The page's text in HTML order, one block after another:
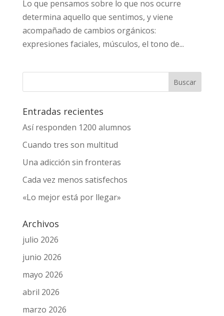
Lo que pensamos sobre lo que nos ocurre
determina aquello que sentimos, y viene
acompañado de cambios orgánicos:
expresiones faciales, músculos, el tono de...
Entradas recientes
Así responden 1200 alumnos
Cuando tres son multitud
Una adicción sin fronteras
Cada vez menos satisfechos
«Lo mejor está por llegar»
Archivos
julio 2026
junio 2026
mayo 2026
abril 2026
marzo 2026